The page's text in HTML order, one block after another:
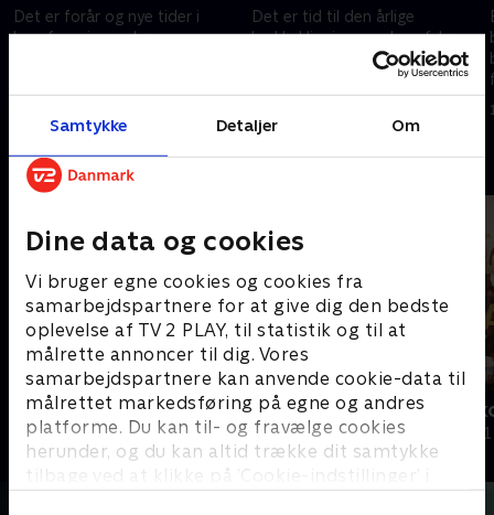
Samtykke Detaljer Om
Dine data og cookies
Vi bruger egne cookies og cookies fra
samarbejdspartnere for at give dig den bedste
oplevelse af TV 2 PLAY, til statistik og til at
målrette annoncer til dig. Vores
samarbejdspartnere kan anvende cookie-data til
målrettet markedsføring på egne og andres
platforme. Du kan til- og fravælge cookies
herunder, og du kan altid trække dit samtykke
tilbage ved at klikke på ’Cookie-indstillinger’ i
Det er forår og nye tider i
haveforeningen Jørgen
flyttet ind og vil noget andet
end de gamle.
Det er tid til den årlige
hækkeklipning, og den afslører,
at de unge vil have høj hæk og
fred og ro, og de ældre vil have
lav hæk og en øl med naboen.
Andre så også
Naboen fra helvede
Dokumentar • 1 sæsoner
Fanden ta'
Dokumentar •